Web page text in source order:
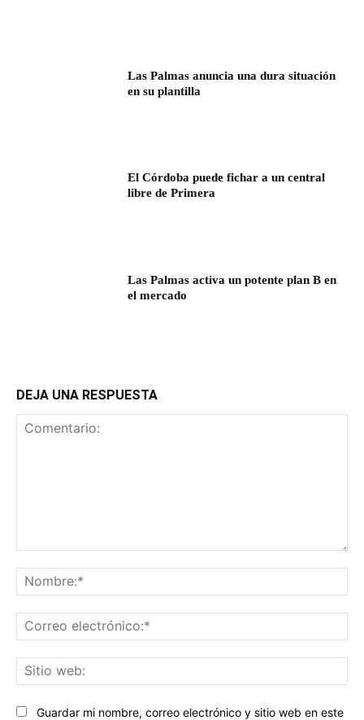
Las Palmas anuncia una dura situación
en su plantilla
El Córdoba puede fichar a un central
libre de Primera
Las Palmas activa un potente plan B en
el mercado
DEJA UNA RESPUESTA
Guardar mi nombre, correo electrónico y sitio web en este